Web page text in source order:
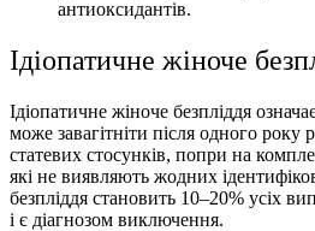
антиоксидантів.
Ідіопатичне жіноче
Ідіопатичне жіноче безпліддя
може завагітніти після одного
статевих стосунків, попри на
які не виявляють жодних
безпліддя становить 10–20% усіх
і є діагнозом виключення.